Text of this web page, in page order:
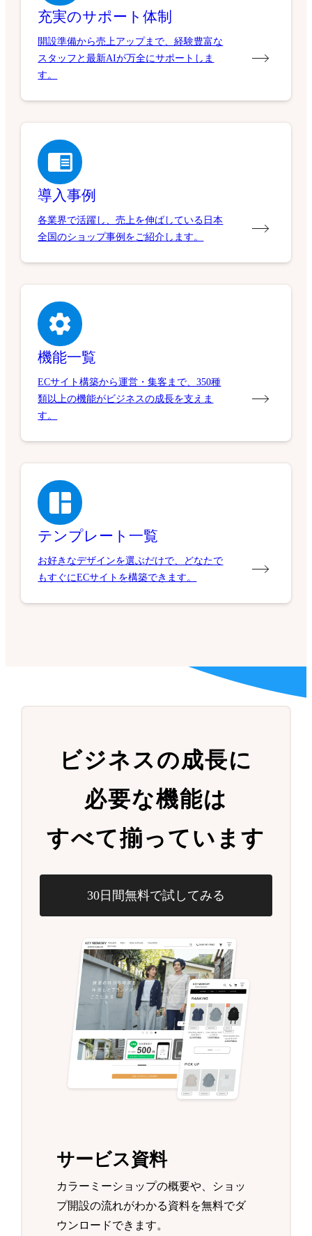
充実のサポート体制
開設準備から売上アップまで、経験豊富な
スタッフと最新AIが万全にサポートしま
す。
導入事例
各業界で活躍し、売上を伸ばしている日本
全国のショップ事例をご紹介します。
機能一覧
ECサイト構築から運営・集客まで、350種
類以上の機能がビジネスの成長を支えま
す。
テンプレート一覧
お好きなデザインを選ぶだけで、どなたで
もすぐにECサイトを構築できます。
ビジネスの成長に
必要な機能は
すべて揃っています
30日間無料で試してみる
サービス資料
カラーミーショップの概要や、ショッ
プ開設の流れがわかる資料を無料でダ
ウンロードできます。